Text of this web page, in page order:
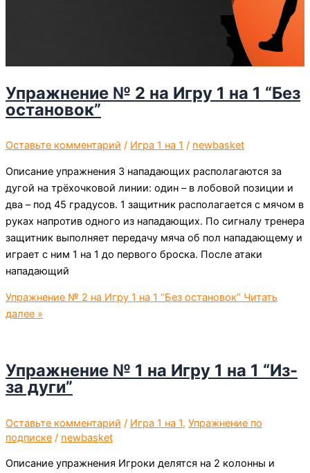
Упражнение № 2 на Игру 1 на 1 “Без
остановок”
Оставьте комментарий / Игра 1 на 1 / newbasket
Описание упражнения 3 нападающих располагаются за
дугой на трёхочковой линии: один – в лобовой позиции и
два – под 45 градусов. 1 защитник располагается с мячом в
руках напротив одного из нападающих. По сигналу тренера
защитник выполняет передачу мяча об пол нападающему и
играет с ним 1 на 1 до первого броска. После атаки
нападающий
Упражнение № 2 на Игру 1 на 1 “Без остановок” Читать
далее »
Упражнение № 1 на Игру 1 на 1 “Из-
за дуги”
Оставьте комментарий / Игра 1 на 1, Упражнение по
подписке / newbasket
Описание упражнения Игроки делятся на 2 колонны и